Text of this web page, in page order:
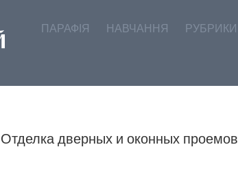
ПАРАФІЯ НАВЧАННЯ РУБРИКИ
Отделка дверных и оконных проемов